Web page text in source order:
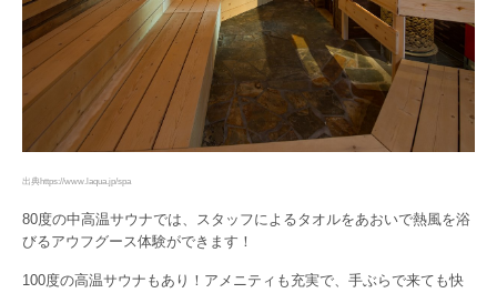
出典https://www.laqua.jp/spa
80度の中高温サウナでは、スタッフによるタオルをあおいで熱風を浴
びるアウフグース体験ができます！
100度の高温サウナもあり！アメニティも充実で、手ぶらで来ても快